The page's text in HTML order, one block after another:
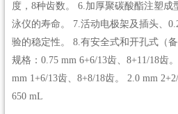
度，8种齿数。 6.加厚聚碳酸酯注塑
泳仪的寿命。 7.活动电极架及插头、
验的稳定性。 8.有安全式和开孔式（
规格：0.75 mm 6+6/13齿、8+11/18齿
mm 1+6/13齿、8+8/18齿。 2.0 mm
650 mL